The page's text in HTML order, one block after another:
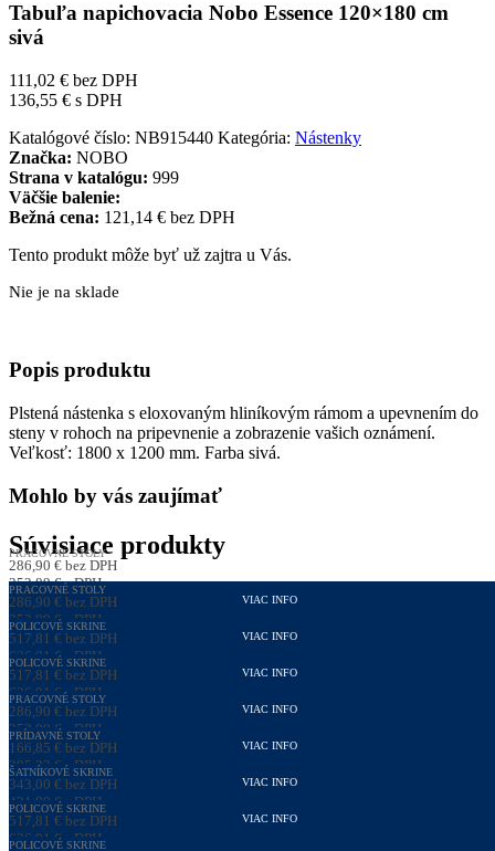
Tabuľa napichovacia Nobo Essence 120×180 cm
sivá
111,02 € bez DPH
136,55 € s DPH
Katalógové číslo: NB915440 Kategória: Nástenky
Značka: NOBO
Strana v katalógu: 999
Väčšie balenie:
Bežná cena: 121,14 € bez DPH
Tento produkt môže byť už zajtra u Vás.
Nie je na sklade
Popis produktu
Plstená nástenka s eloxovaným hliníkovým rámom a upevnením do
steny v rohoch na pripevnenie a zobrazenie vašich oznámení.
Veľkosť: 1800 x 1200 mm. Farba sivá.
Mohlo by vás zaujímať
Súvisiace produkty
PRACOVNÉ STOLY
286,90 € bez DPH
352,89€s DPH
VIAC INFO
PRACOVNÉ STOLY
286,90 € bez DPH
352,89€s DPH
VIAC INFO
POLICOVÉ SKRINE
517,81 € bez DPH
636,91€s DPH
VIAC INFO
POLICOVÉ SKRINE
517,81 € bez DPH
636,91€s DPH
VIAC INFO
PRACOVNÉ STOLY
286,90 € bez DPH
352,89€s DPH
VIAC INFO
PRÍDAVNÉ STOLY
166,85 € bez DPH
205,23€s DPH
VIAC INFO
ŠATNÍKOVÉ SKRINE
343,00 € bez DPH
421,89€s DPH
VIAC INFO
POLICOVÉ SKRINE
517,81 € bez DPH
636,91€s DPH
POLICOVÉ SKRINE